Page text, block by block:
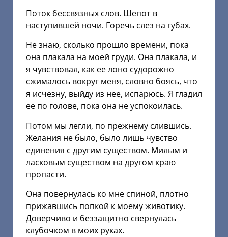
Поток бессвязных слов. Шепот в
наступившей ночи. Горечь слез на губах.
Не знаю, сколько прошло времени, пока
она плакала на моей груди. Она плакала, и
я чувствовал, как ее лоно судорожно
сжималось вокруг меня, словно боясь, что
я исчезну, выйду из нее, испарюсь. Я гладил
ее по голове, пока она не успокоилась.
Потом мы легли, по прежнему слившись.
Желания не было, было лишь чувство
единения с другим существом. Милым и
ласковым существом на другом краю
пропасти.
Она повернулась ко мне спиной, плотно
прижавшись попкой к моему животику.
Доверчиво и беззащитно свернулась
клубочком в моих руках.